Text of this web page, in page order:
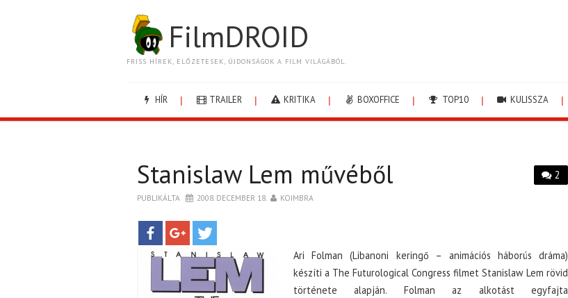
FilmDROID
FRISS HÍREK, ELŐZETESEK, ÚJDONSÁGOK A FILM VILÁGÁBÓL.
HÍR TRAILER KRITIKA BOXOFFICE TOP10 KULISSZA
2
Stanislaw Lem művéből
PUBLIKÁLTA 2008. DECEMBER 18. KOIMBRA
Ari Folman (Libanoni keringő – animációs háborús dráma)
készíti a The Futurological Congress filmet Stanislaw Lem rövid
története alapján. Folman az alkotást egyfajta